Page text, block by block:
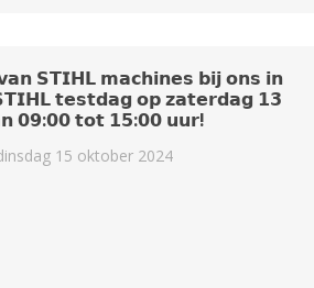
𝗦𝗧𝗜𝗛𝗟 𝗺𝗮𝗰𝗵𝗶𝗻𝗲𝘀 𝗯𝗶𝗷 𝗼𝗻𝘀 𝗶𝗻
𝘁𝗲𝘀𝘁𝗱𝗮𝗴 𝗼𝗽 𝘇𝗮𝘁𝗲𝗿𝗱𝗮𝗴 𝟭𝟯
𝟬𝟵:𝟬𝟬 𝘁𝗼𝘁 𝟭𝟱:𝟬𝟬 𝘂𝘂𝗿!
15 oktober 2024